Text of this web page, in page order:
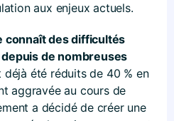
aux enjeux actuels.
connaît des difficultés
de nombreuses
été réduits de 40 % en
aggravée au cours de
a décidé de créer une